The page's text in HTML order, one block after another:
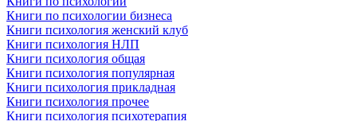
Книги по психологии бизнеса
Книги психология женский клуб
Книги психология НЛП
Книги психология общая
Книги психология популярная
Книги психология прикладная
Книги психология прочее
Книги психология психотерапия